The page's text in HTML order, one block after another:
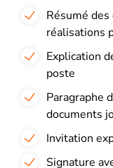
Résumé
réalisations
Explication
poste
Paragraphe
documents
Invitation
Signature